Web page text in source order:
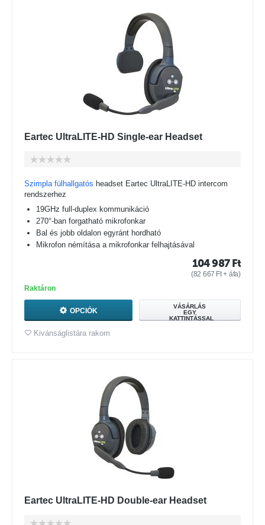
Eartec UltraLITE-HD Single-ear Headset
Szimpla fülhallgatós headset Eartec UltraLITE-HD intercom
rendszerhez
19GHz full-duplex kommunikáció
270°-ban forgatható mikrofonkar
Bal és jobb oldalon egyránt hordható
Mikrofon némítása a mikrofonkar felhajtásával
104 987 Ft
(82 667 Ft+ áfa)
Raktáron
OPCIÓK
VÁSÁRLÁS
EGY
KATTINTÁSSAL
Kivánságlistára rakom
Eartec UltraLITE-HD Double-ear Headset